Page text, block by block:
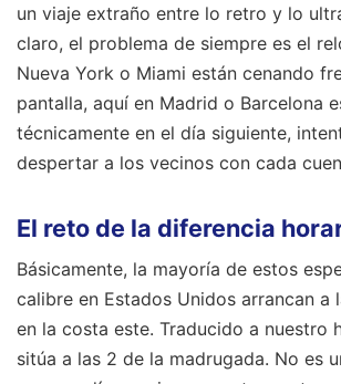
un viaje extraño entre lo retro y lo
claro, el problema de siempre es el
Nueva York o Miami están cenando
pantalla, aquí en Madrid o Barcelona
técnicamente en el día siguiente,
despertar a los vecinos con cada
El reto de la diferencia
Básicamente, la mayoría de estos
calibre en Estados Unidos arrancan a
en la costa este. Traducido a nuestro
sitúa a las 2 de la madrugada. No es